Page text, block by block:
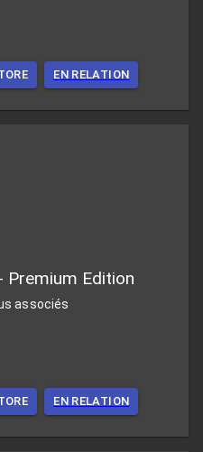
EN RELATION
Premium Edition
associés
EN RELATION